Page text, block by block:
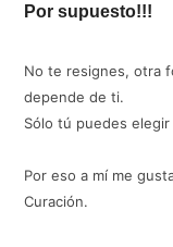
Por supuesto!!!
No te resignes, otra
depende de ti.
Sólo tú puedes
Por eso a mí me
Curación.